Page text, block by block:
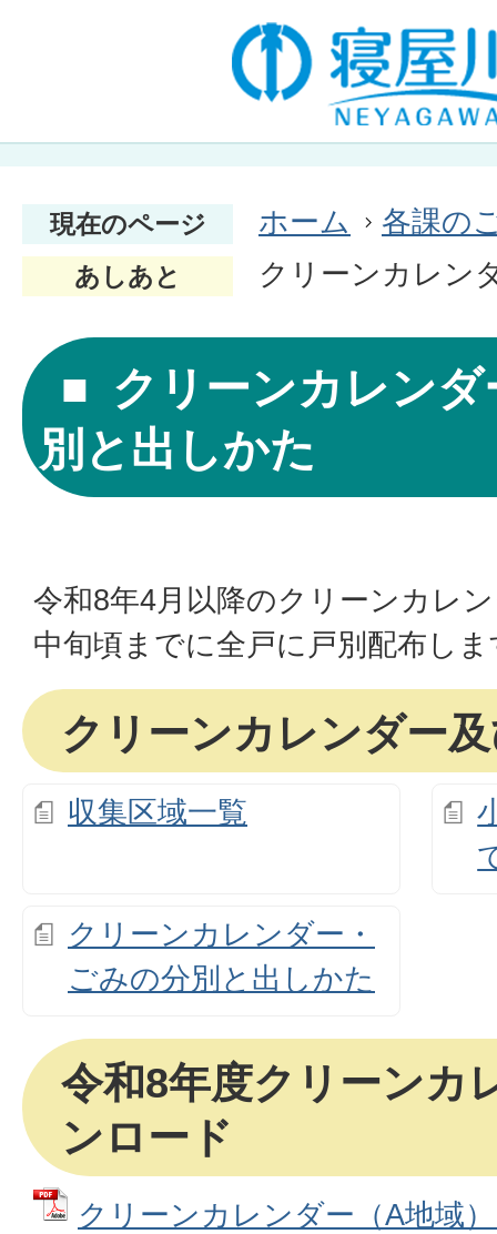
現在のページ ホーム 各課の
あしあと クリーンカレン
クリーンカレン
別と出しかた
令和8年4月以降のクリーンカレ
中旬頃までに全戸に戸別配布しま
クリーンカレンダー
収集区域一覧
クリーンカレンダー・
ごみの分別と出しかた
令和8年度クリーンカ
ンロード
クリーンカレンダー（A地域